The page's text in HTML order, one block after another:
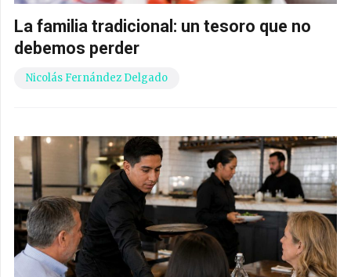
La familia tradicional: un tesoro que no
debemos perder
Nicolás Fernández Delgado